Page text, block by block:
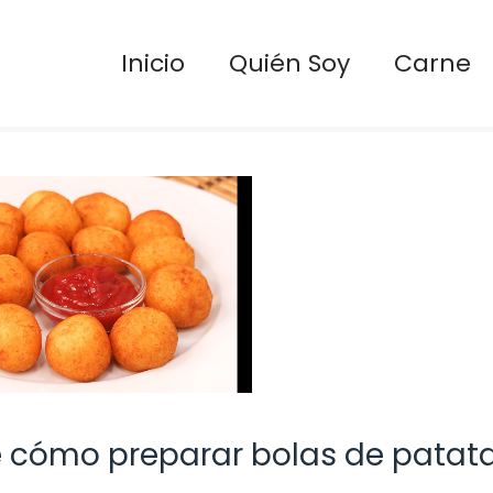
Inicio Quién Soy Carne
cómo preparar bolas de